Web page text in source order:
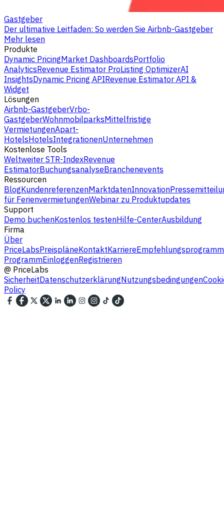
Gastgeber
Der ultimative Leitfaden: So werden Sie Airbnb-Gastgeber
Mehr lesen
Produkte
Dynamic PricingMarket DashboardsPortfolio
AnalyticsRevenue Estimator ProListing OptimizerAI
InsightsDynamic Pricing APIRevenue Estimator API &
Widget
Lösungen
Airbnb-GastgeberVrbo-
GastgeberWohnmobilparksMittelfristige
VermietungenApart-
HotelsHotelsIntegrationenUnternehmen
Kostenlose Tools
Weltweiter STR-IndexRevenue
EstimatorBuchungsanalyseBranchenevents
Ressourcen
BlogKundenreferenzenMarktdatenInnovation
für FerienvermietungenWebinar zu Produktupdates
Support
Demo buchenKostenlos testenHilfe-CenterAusbildung
Firma
Über
PriceLabsPreispläneKontaktKarriereEmpfehlungsprogramm
ProgrammEinloggenRegistrieren
@ PriceLabs
SicherheitDatenschutzerklärungNutzungsbedingungen
Policy